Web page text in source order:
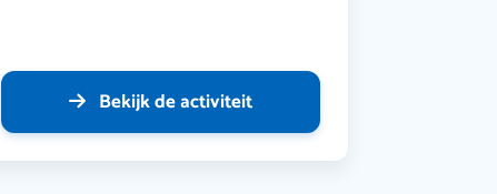
Bekijk de activiteit